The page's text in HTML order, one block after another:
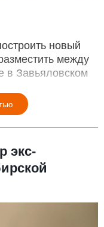
новый
между
в Завьяловском
экс-